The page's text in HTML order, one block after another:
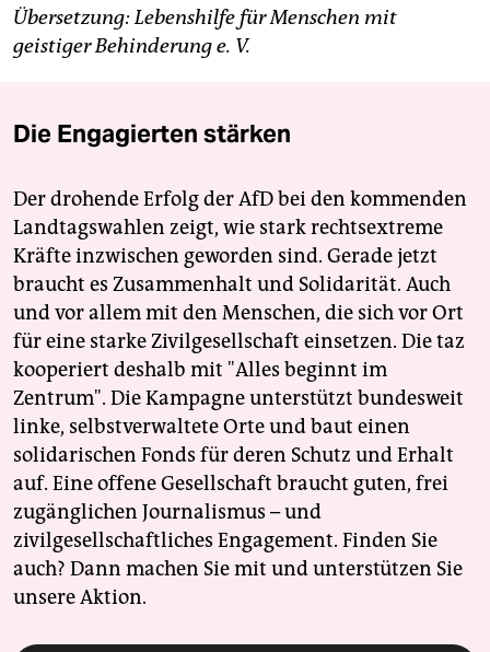
Übersetzung: Lebenshilfe für Menschen mit
geistiger Behinderung e. V.
Die Engagierten stärken
Der drohende Erfolg der AfD bei den kommenden
Landtagswahlen zeigt, wie stark rechtsextreme
Kräfte inzwischen geworden sind. Gerade jetzt
braucht es Zusammenhalt und Solidarität. Auch
und vor allem mit den Menschen, die sich vor Ort
für eine starke Zivilgesellschaft einsetzen. Die taz
kooperiert deshalb mit "Alles beginnt im
Zentrum". Die Kampagne unterstützt bundesweit
linke, selbstverwaltete Orte und baut einen
solidarischen Fonds für deren Schutz und Erhalt
auf. Eine offene Gesellschaft braucht guten, frei
zugänglichen Journalismus – und
zivilgesellschaftliches Engagement. Finden Sie
auch? Dann machen Sie mit und unterstützen Sie
unsere Aktion.